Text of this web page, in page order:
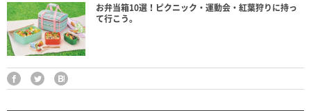
お弁当箱10選！ピクニック・運動会・紅葉狩りに持っ
て行こう。